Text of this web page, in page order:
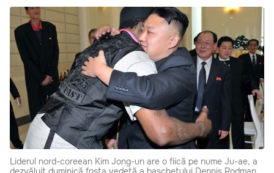
Liderul nord-coreean Kim Jong-un are o fiică pe nume Ju-ae, a